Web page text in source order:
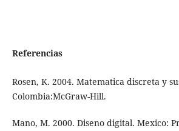
Referencias
Rosen, K. 2004. Matematica discreta y
Colombia:McGraw-Hill.
Mano, M. 2000. Diseno digital. Mexico: